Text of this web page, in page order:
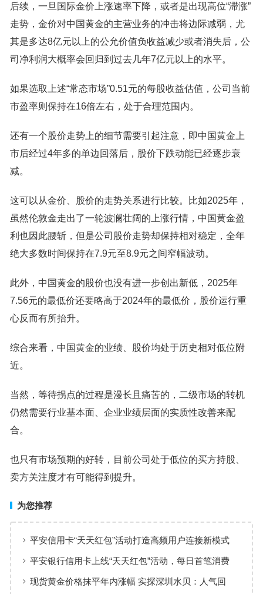
后续，一旦国际金价上涨速率下降，或者是出现高位“滞涨”
走势，金价对中国黄金的主营业务的冲击将边际减弱，尤
其是多达8亿元以上的公允价值负收益减少或者消失后，公
司净利润大概率会回归到过去几年7亿元以上的水平。
如果选取上述“常态市场”0.51元的每股收益估值，公司当前
市盈率则保持在16倍左右，处于合理范围内。
还有一个股价走势上的细节需要引起注意，即中国黄金上
市后经过4年多的单边回落后，股价下跌动能已经逐步衰
减。
这可以从金价、股价的走势关系进行比较。比如2025年，
虽然伦敦金走出了一轮波澜壮阔的上涨行情，中国黄金盈
利也因此腰斩，但是公司股价走势却保持相对稳定，全年
绝大多数时间保持在7.9元至8.9元之间窄幅波动。
此外，中国黄金的股价也没有进一步创出新低，2025年
7.56元的最低价还要略高于2024年的最低价，股价运行重
心反而有所抬升。
综合来看，中国黄金的业绩、股价均处于历史相对低位附
近。
当然，等待拐点的过程是漫长且痛苦的，二级市场的转机
仍然需要行业基本面、企业业绩层面的实质性改善来配
合。
也只有市场预期的好转，目前公司处于低位的买方持股、
卖方关注度才有可能得到提升。
为您推荐
平安信用卡“天天红包”活动打造高频用户连接新模式
平安银行信用卡上线“天天红包”活动，每日首笔消费
100%有奖
现货黄金价格抹平年内涨幅 实探深圳水贝：人气回